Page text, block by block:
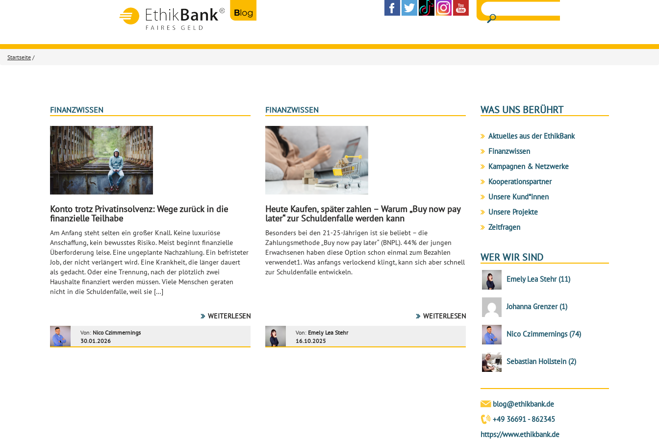
Startseite /
FINANZWISSEN
Konto trotz Privatinsolvenz: Wege zurück in die
finanzielle Teilhabe
Am Anfang steht selten ein großer Knall. Keine luxuriöse
Anschaffung, kein bewusstes Risiko. Meist beginnt finanzielle
Überforderung leise. Eine ungeplante Nachzahlung. Ein befristeter
Job, der nicht verlängert wird. Eine Krankheit, die länger dauert
als gedacht. Oder eine Trennung, nach der plötzlich zwei
Haushalte finanziert werden müssen. Viele Menschen geraten
nicht in die Schuldenfalle, weil sie […]
WEITERLESEN
Von: Nico Czimmernings
30.01.2026
FINANZWISSEN
Heute Kaufen, später zahlen – Warum „Buy now pay
later“ zur Schuldenfalle werden kann
Besonders bei den 21-25-Jährigen ist sie beliebt – die
Zahlungsmethode „Buy now pay later“ (BNPL). 44% der jungen
Erwachsenen haben diese Option schon einmal zum Bezahlen
verwendet1. Was anfangs verlockend klingt, kann sich aber schnell
zur Schuldenfalle entwickeln.
WEITERLESEN
Von: Emely Lea Stehr
16.10.2025
WAS UNS BERÜHRT
Aktuelles aus der EthikBank
Finanzwissen
Kampagnen & Netzwerke
Kooperationspartner
Unsere Kund*innen
Unsere Projekte
Zeitfragen
WER WIR SIND
Emely Lea Stehr (11)
Johanna Grenzer (1)
Nico Czimmernings (74)
Sebastian Hollstein (2)
blog@ethikbank.de
+49 36691 - 862345
https://www.ethikbank.de